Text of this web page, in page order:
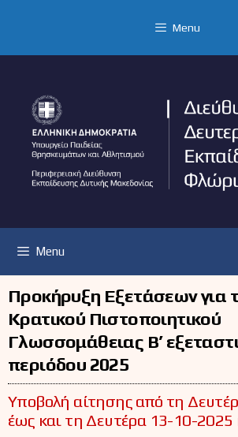
Menu
Menu
Προκήρυξη Εξετάσεων για
Κρατικού Πιστοποιητικού
Γλωσσομάθειας Β’
περιόδου 2025
Yποβολή αίτησης από τη
έως και τη Δευτέρα 13-10-2025